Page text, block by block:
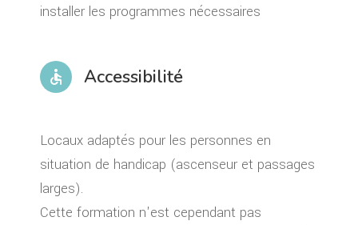
installer les programmes nécessaires
accessible Accessibilité
Locaux adaptés pour les personnes en
situation de handicap (ascenseur et passages
larges).
Cette formation n'est cependant pas